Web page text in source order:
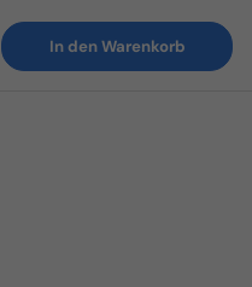
In den Warenkorb